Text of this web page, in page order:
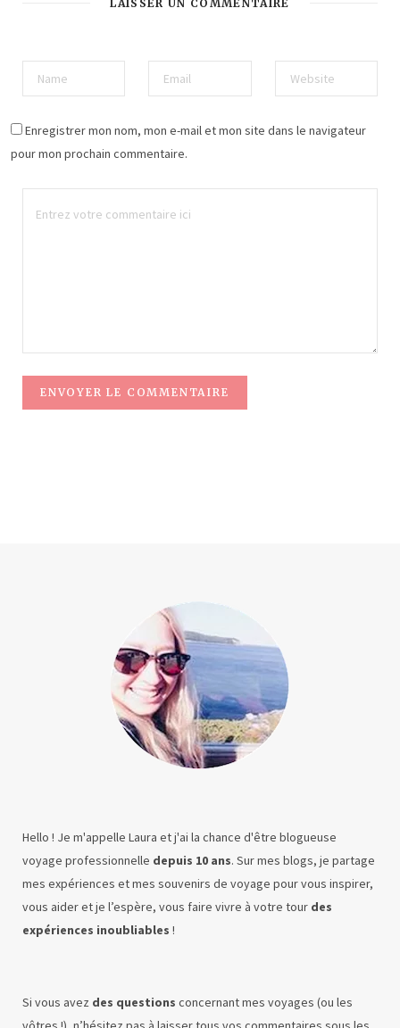
LAISSER UN COMMENTAIRE
Enregistrer mon nom, mon e-mail et mon site dans le navigateur
pour mon prochain commentaire.
Hello ! Je m'appelle Laura et j'ai la chance d'être blogueuse
voyage professionnelle depuis 10 ans. Sur mes blogs, je partage
mes expériences et mes souvenirs de voyage pour vous inspirer,
vous aider et je l’espère, vous faire vivre à votre tour des
expériences inoubliables !
Si vous avez des questions concernant mes voyages (ou les